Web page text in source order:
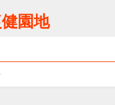
園地